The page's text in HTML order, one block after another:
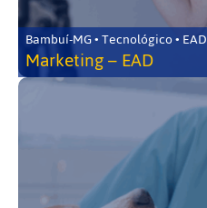
Bambuí-MG • Tecnológico • EAD
Marketing – EAD